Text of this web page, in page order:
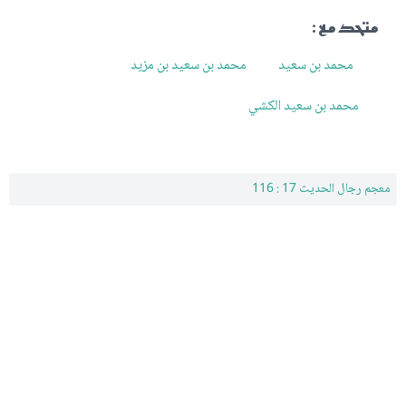
متحد مع :
محمد بن سعيد
محمد بن سعيد بن مزيد
محمد بن سعيد الكشي
معجم رجال الحديث 17 : 116